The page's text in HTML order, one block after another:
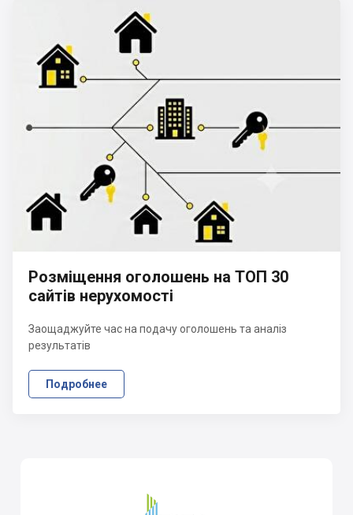
Розміщення оголошень на ТОП 30
сайтів нерухомості
Заощаджуйте час на подачу оголошень та аналіз
результатів
Подробнее